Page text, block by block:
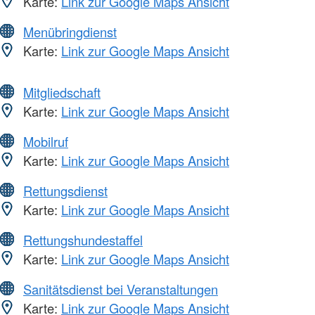
Menübringdienst
Karte: Link zur Google Maps Ansicht
Mitgliedschaft
Karte: Link zur Google Maps Ansicht
Mobilruf
Karte: Link zur Google Maps Ansicht
Rettungsdienst
Karte: Link zur Google Maps Ansicht
Rettungshundestaffel
Karte: Link zur Google Maps Ansicht
Sanitätsdienst bei Veranstaltungen
Karte: Link zur Google Maps Ansicht